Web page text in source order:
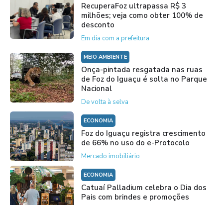
RecuperaFoz ultrapassa R$ 3
milhões; veja como obter 100% de
desconto
Em dia com a prefeitura
MEIO AMBIENTE
Onça-pintada resgatada nas ruas
de Foz do Iguaçu é solta no Parque
Nacional
De volta à selva
ECONOMIA
Foz do Iguaçu registra crescimento
de 66% no uso do e-Protocolo
Mercado imobiliário
ECONOMIA
Catuaí Palladium celebra o Dia dos
Pais com brindes e promoções